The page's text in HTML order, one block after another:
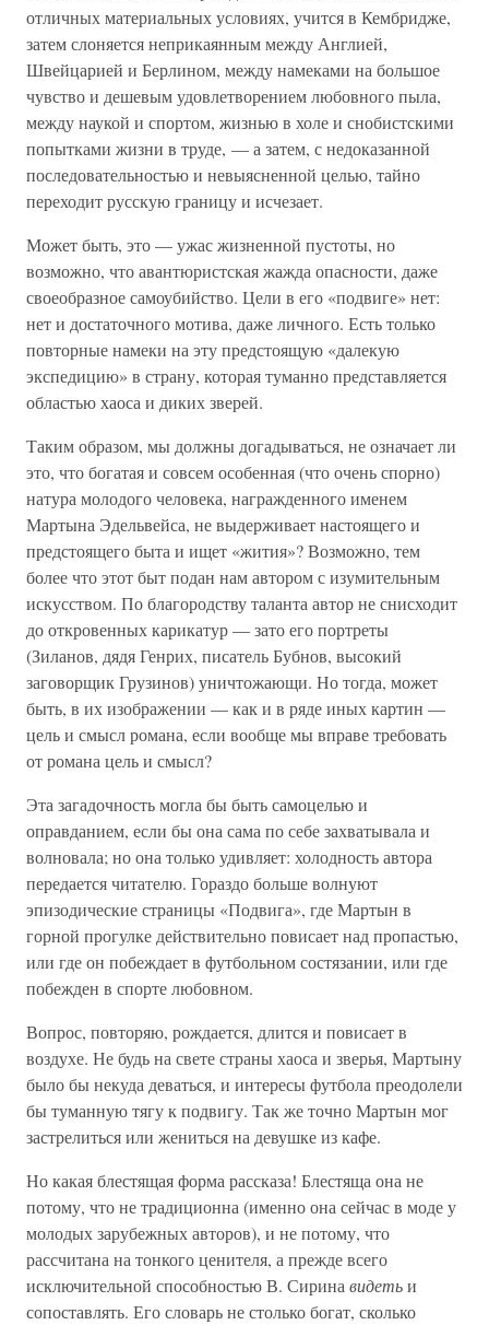
отличных материальных условиях, учится в Кембридже,
затем слоняется неприкаянным между Англией,
Швейцарией и Берлином, между намеками на большое
чувство и дешевым удовлетворением любовного пыла,
между наукой и спортом, жизнью в холе и снобистскими
попытками жизни в труде, — а затем, с недоказанной
последовательностью и невыясненной целью, тайно
переходит русскую границу и исчезает.
Может быть, это — ужас жизненной пустоты, но
возможно, что авантюристская жажда опасности, даже
своеобразное самоубийство. Цели в его «подвиге» нет:
нет и достаточного мотива, даже личного. Есть только
повторные намеки на эту предстоящую «далекую
экспедицию» в страну, которая туманно представляется
областью хаоса и диких зверей.
Таким образом, мы должны догадываться, не означает ли
это, что богатая и совсем особенная (что очень спорно)
натура молодого человека, награжденного именем
Мартына Эдельвейса, не выдерживает настоящего и
предстоящего быта и ищет «жития»? Возможно, тем
более что этот быт подан нам автором с изумительным
искусством. По благородству таланта автор не снисходит
до откровенных карикатур — зато его портреты
(Зиланов, дядя Генрих, писатель Бубнов, высокий
заговорщик Грузинов) уничтожающи. Но тогда, может
быть, в их изображении — как и в ряде иных картин —
цель и смысл романа, если вообще мы вправе требовать
от романа цель и смысл?
Эта загадочность могла бы быть самоцелью и
оправданием, если бы она сама по себе захватывала и
волновала; но она только удивляет: холодность автора
передается читателю. Гораздо больше волнуют
эпизодические страницы «Подвига», где Мартын в
горной прогулке действительно повисает над пропастью,
или где он побеждает в футбольном состязании, или где
побежден в спорте любовном.
Вопрос, повторяю, рождается, длится и повисает в
воздухе. Не будь на свете страны хаоса и зверья, Мартыну
было бы некуда деваться, и интересы футбола преодолели
бы туманную тягу к подвигу. Так же точно Мартын мог
застрелиться или жениться на девушке из кафе.
Но какая блестящая форма рассказа! Блестяща она не
потому, что не традиционна (именно она сейчас в моде у
молодых зарубежных авторов), и не потому, что
рассчитана на тонкого ценителя, а прежде всего
исключительной способностью В. Сирина видетьи
сопоставлять. Его словарь не столько богат, сколько